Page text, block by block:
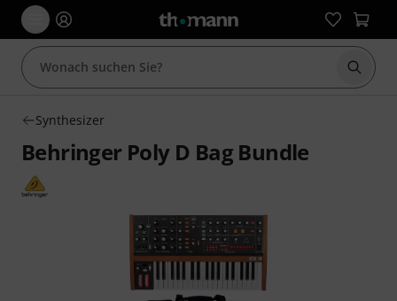
Suche
Synthesizer
Behringer Poly D Bag Bundle